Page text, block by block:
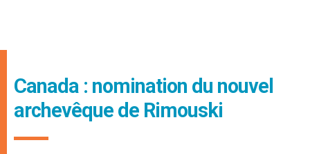
Canada : nomination du nouvel
archevêque de Rimouski